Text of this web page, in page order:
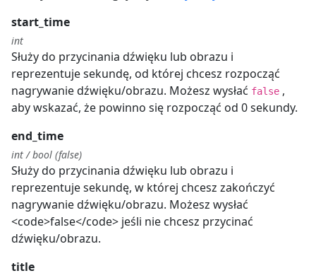
start_time
int
Służy do przycinania dźwięku lub obrazu i
reprezentuje sekundę, od której chcesz rozpocząć
nagrywanie dźwięku/obrazu. Możesz wysłać false ,
aby wskazać, że powinno się rozpocząć od 0 sekundy.
end_time
int / bool (false)
Służy do przycinania dźwięku lub obrazu i
reprezentuje sekundę, w której chcesz zakończyć
nagrywanie dźwięku/obrazu. Możesz wysłać
<code>false</code> jeśli nie chcesz przycinać
dźwięku/obrazu.
title